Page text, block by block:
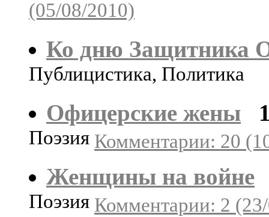
(05/08/2010)
Ко дню Защитника
Публицистика, Политика
Офицерские жены
Поэзия Комментарии: 20
Женщины на войне
Поэзия Комментарии: 2